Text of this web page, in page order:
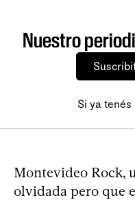
Nuestro
Si ya
Montevideo Rock,
olvidada pero que